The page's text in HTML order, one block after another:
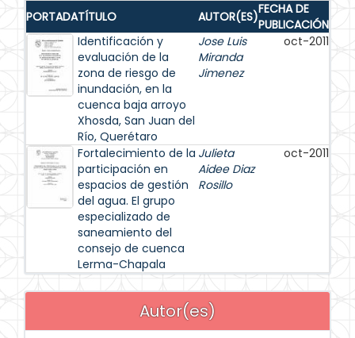
PORTADATÍTULO AUTOR(ES)FECHA DE
PUBLICACIÓN
Identificación y
evaluación de la
zona de riesgo de
inundación, en la
cuenca baja arroyo
Xhosda, San Juan del
Río, Querétaro
Jose Luis
Miranda
Jimenez
oct-2011
Fortalecimiento de la
participación en
espacios de gestión
del agua. El grupo
especializado de
saneamiento del
consejo de cuenca
Lerma-Chapala
Julieta
Aidee Diaz
Rosillo
oct-2011
Autor(es)